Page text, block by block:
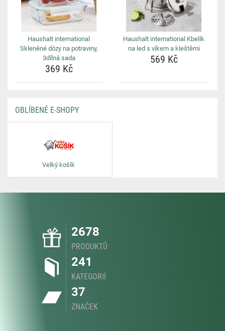
Haushalt international
Skleněné dózy na potraviny,
3dílná sada
369 Kč
Haushalt international Kbelík
na led s víkem a kleštěmi
569 Kč
OBLÍBENÉ E-SHOPY
Velký košík
2678
PRODUKTŮ
241
KATEGORIÍ
37
ZNAČEK